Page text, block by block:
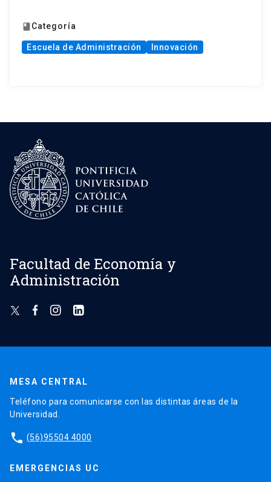
book Categoría
Escuela de Administración Innovación
Facultad de Economía y
Administración
MESA CENTRAL
Teléfono para comunicarse con las distintas áreas de la
Universidad.
phone (56)95504 4000
EMERGENCIAS UC